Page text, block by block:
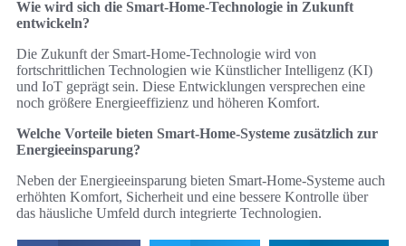
Wie wird sich die Smart-Home-Technologie in Zukunft
entwickeln?
Die Zukunft der Smart-Home-Technologie wird von
fortschrittlichen Technologien wie Künstlicher Intelligenz (KI)
und IoT geprägt sein. Diese Entwicklungen versprechen eine
noch größere Energieeffizienz und höheren Komfort.
Welche Vorteile bieten Smart-Home-Systeme zusätzlich zur
Energieeinsparung?
Neben der Energieeinsparung bieten Smart-Home-Systeme auch
erhöhten Komfort, Sicherheit und eine bessere Kontrolle über
das häusliche Umfeld durch integrierte Technologien.